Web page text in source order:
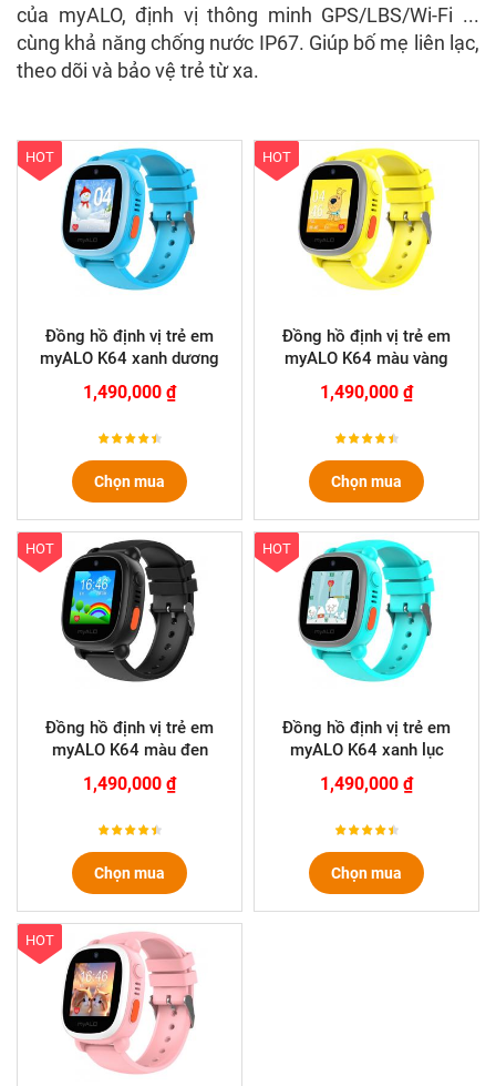
của myALO, định vị thông minh GPS/LBS/Wi-Fi ...
cùng khả năng chống nước IP67. Giúp bố mẹ liên lạc,
theo dõi và bảo vệ trẻ từ xa.
HOT
Đồng hồ định vị trẻ em
myALO K64 xanh dương
1,490,000 ₫
Chọn mua
HOT
Đồng hồ định vị trẻ em
myALO K64 màu vàng
1,490,000 ₫
Chọn mua
HOT
Đồng hồ định vị trẻ em
myALO K64 màu đen
1,490,000 ₫
Chọn mua
HOT
Đồng hồ định vị trẻ em
myALO K64 xanh lục
1,490,000 ₫
Chọn mua
HOT